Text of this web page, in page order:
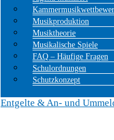
Musikproduktion
Musiktheorie
Musikalische Spiele
FAQ – Häufige Fragen
Schulordnungen
Schutzkonzept
Entgelte & An- und